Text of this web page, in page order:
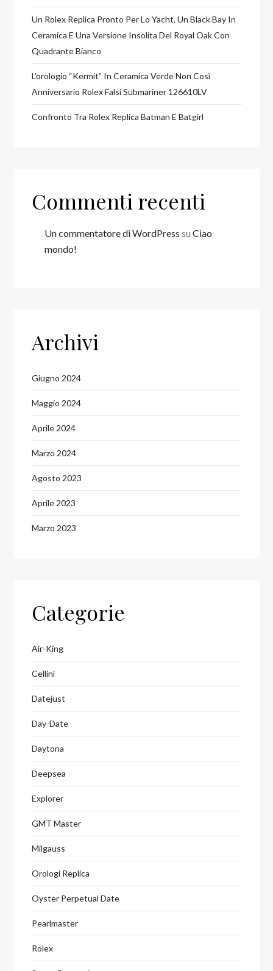
Un Rolex Replica Pronto Per Lo Yacht, Un Black Bay In
Ceramica E Una Versione Insolita Del Royal Oak Con
Quadrante Bianco
L’orologio “Kermit” In Ceramica Verde Non Così
Anniversario Rolex Falsi Submariner 126610LV
Confronto Tra Rolex Replica Batman E Batgirl
Commenti recenti
Un commentatore di WordPress suCiao
mondo!
Archivi
Giugno 2024
Maggio 2024
Aprile 2024
Marzo 2024
Agosto 2023
Aprile 2023
Marzo 2023
Categorie
Air-King
Cellini
Datejust
Day-Date
Daytona
Deepsea
Explorer
GMT Master
Milgauss
Orologi Replica
Oyster Perpetual Date
Pearlmaster
Rolex